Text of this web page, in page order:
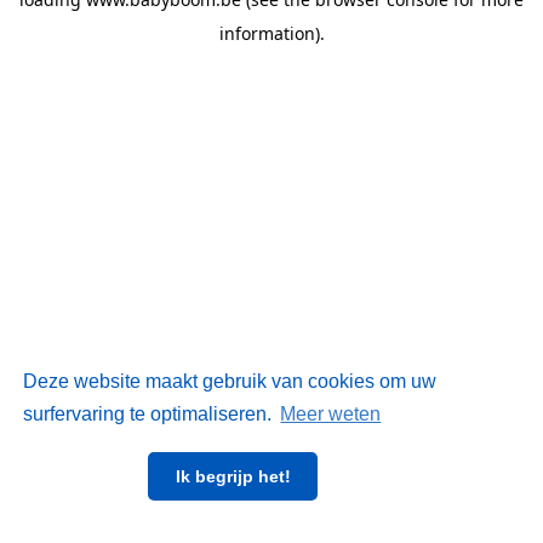
Deze website maakt gebruik van cookies om uw
surfervaring te optimaliseren. Meer weten
Ik begrijp het!
information).